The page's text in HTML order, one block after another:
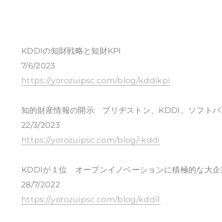
KDDIの知財戦略と知財KPI
7/6/2023
https://yorozuipsc.com/blog/kddikpi
知的財産情報の開示 ブリヂストン、KDDI、ソフトバ
22/3/2023
https://yorozuipsc.com/blog/-kddi
KDDIが１位 オープンイノベーションに積極的な大企
28/7/2022
https://yorozuipsc.com/blog/kddi1